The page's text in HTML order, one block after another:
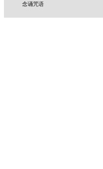
念诵咒语